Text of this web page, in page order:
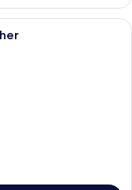
laptopgeeigneter